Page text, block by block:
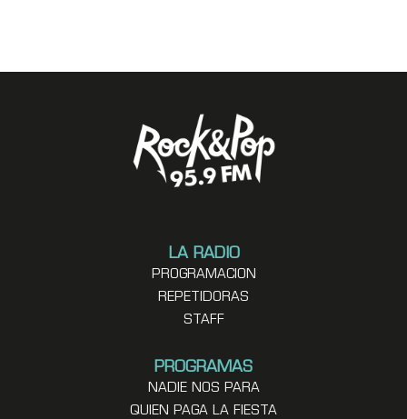
LA RADIO
PROGRAMACION
REPETIDORAS
STAFF
PROGRAMAS
NADIE NOS PARA
QUIEN PAGA LA FIESTA